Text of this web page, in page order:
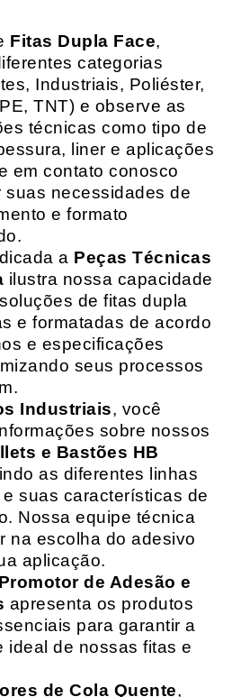
Fitas Dupla Face,
categorias
Industriais, Poliéster,
TNT) e observe as
técnicas como tipo de
liner e aplicações
em contato conosco
suas necessidades de
e formato
a Peças Técnicas
ilustra nossa capacidade
de fitas dupla
e formatadas de acordo
e especificações
seus processos
Industriais, você
sobre nossos
e Bastões HB
as diferentes linhas
suas características de
Nossa equipe técnica
na escolha do adesivo
aplicação.
Promotor de Adesão e
apresenta os produtos
para garantir a
ideal de nossas fitas e
de Cola Quente,